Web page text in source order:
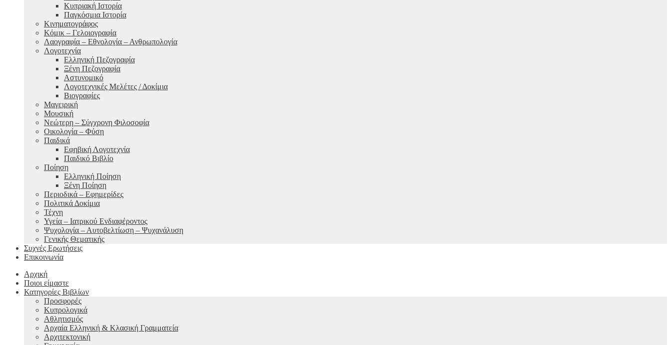
Κυπριακή Ιστορία
Παγκόσμια Ιστορία
Κινηματογράφος
Κόμικ – Γελοιογραφία
Λαογραφία – Εθνολογία – Ανθρωπολογία
Λογοτεχνία
Ελληνική Πεζογραφία
Ξένη Πεζογραφία
Αστυνομικό
Λογοτεχνικές Μελέτες / Δοκίμια
Βιογραφίες
Μαγειρική
Μουσική
Νεώτερη – Σύγχρονη Φιλοσοφία
Οικολογία – Φύση
Παιδικά
Εφηβική Λογοτεχνία
Παιδικό Βιβλίο
Ποίηση
Ελληνική Ποίηση
Ξένη Ποίηση
Περιοδικά – Εφημερίδες
Πολιτικά Δοκίμια
Τέχνη
Υγεία – Ιατρικού Ενδιαφέροντος
Ψυχολογία – Αυτοβελτίωση – Ψυχανάλυση
Γενικής Θεματικής
Συχνές Ερωτήσεις
Επικοινωνία
Αρχική
Ποιοι είμαστε
Κατηγορίες Βιβλίων
Προσφορές
Κυπρολογικά
Αθλητισμός
Αρχαία Ελληνική & Κλασική Γραμματεία
Αρχιτεκτονική